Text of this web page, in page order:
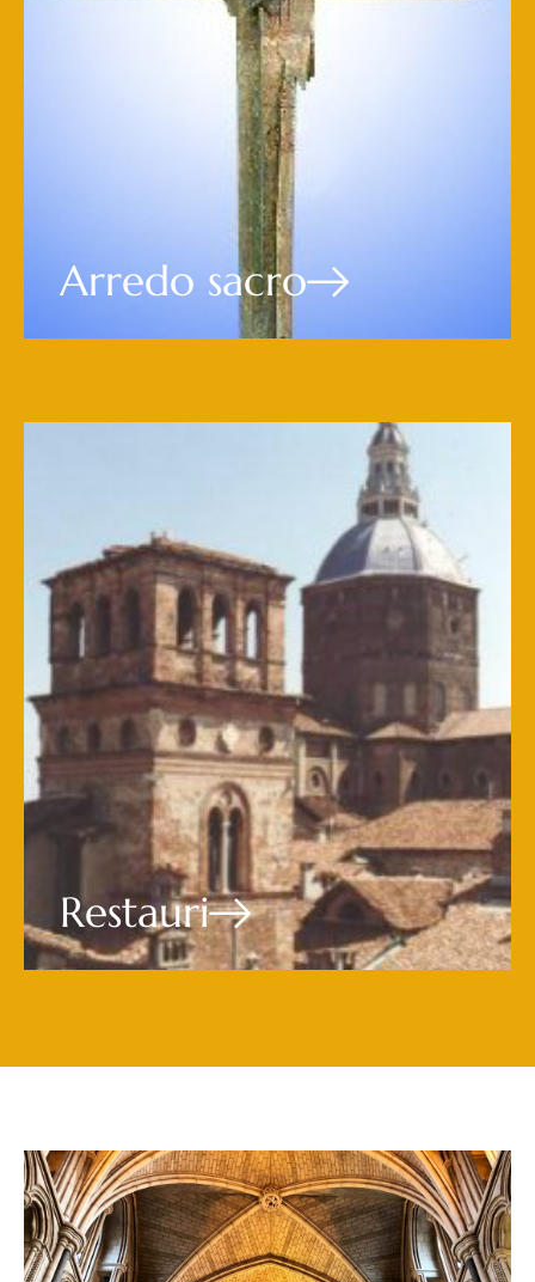
Arredo sacro
Restauri